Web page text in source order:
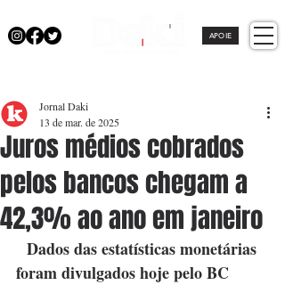
APOIE
Juros médios cobrados
pelos bancos chegam a
42,3% ao ano em janeiro
Jornal Daki
13 de mar. de 2025
Dados das estatísticas monetárias
foram divulgados hoje pelo BC